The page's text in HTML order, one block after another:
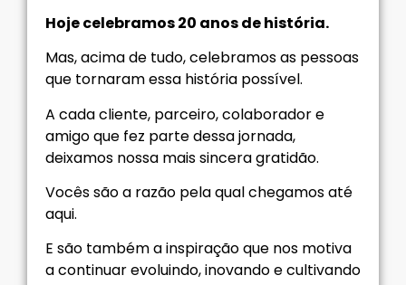
Hoje celebramos 20 anos de história.
Mas, acima de tudo, celebramos as pessoas
que tornaram essa história possível.
A cada cliente, parceiro, colaborador e
amigo que fez parte dessa jornada,
deixamos nossa mais sincera gratidão.
Vocês são a razão pela qual chegamos até
aqui.
E são também a inspiração que nos motiva
a continuar evoluindo, inovando e cultivando